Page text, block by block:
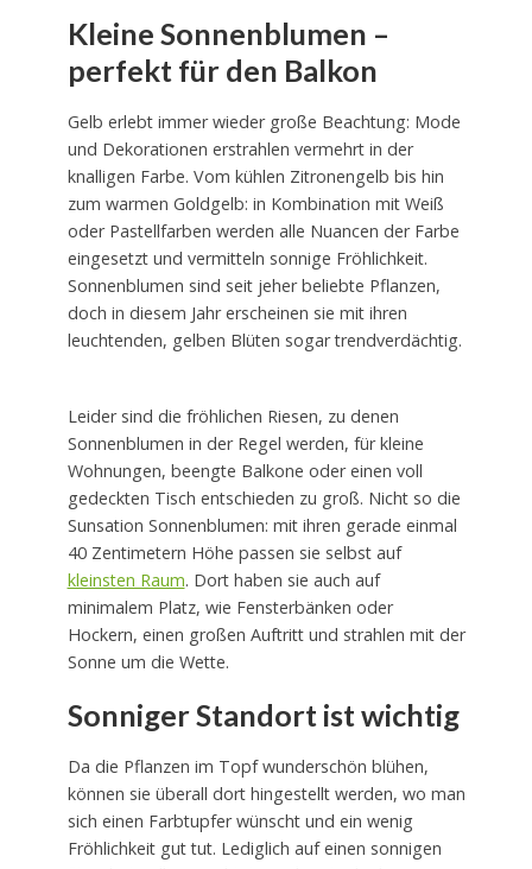
Kleine Sonnenblumen –
perfekt für den Balkon
Gelb erlebt immer wieder große Beachtung: Mode
und Dekorationen erstrahlen vermehrt in der
knalligen Farbe. Vom kühlen Zitronengelb bis hin
zum warmen Goldgelb: in Kombination mit Weiß
oder Pastellfarben werden alle Nuancen der Farbe
eingesetzt und vermitteln sonnige Fröhlichkeit.
Sonnenblumen sind seit jeher beliebte Pflanzen,
doch in diesem Jahr erscheinen sie mit ihren
leuchtenden, gelben Blüten sogar trendverdächtig.
Leider sind die fröhlichen Riesen, zu denen
Sonnenblumen in der Regel werden, für kleine
Wohnungen, beengte Balkone oder einen voll
gedeckten Tisch entschieden zu groß. Nicht so die
Sunsation Sonnenblumen: mit ihren gerade einmal
40 Zentimetern Höhe passen sie selbst auf
kleinsten Raum. Dort haben sie auch auf
minimalem Platz, wie Fensterbänken oder
Hockern, einen großen Auftritt und strahlen mit der
Sonne um die Wette.
Sonniger Standort ist wichtig
Da die Pflanzen im Topf wunderschön blühen,
können sie überall dort hingestellt werden, wo man
sich einen Farbtupfer wünscht und ein wenig
Fröhlichkeit gut tut. Lediglich auf einen sonnigen